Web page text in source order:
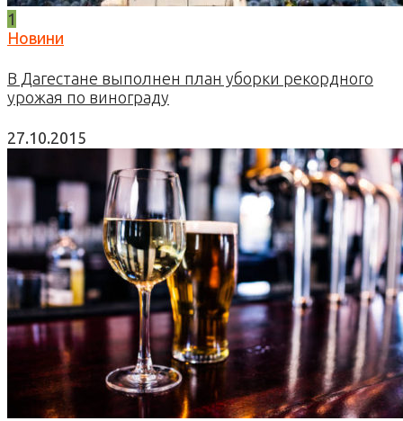
1
Новини
В Дагестане выполнен план уборки рекордного
урожая по винограду
27.10.2015